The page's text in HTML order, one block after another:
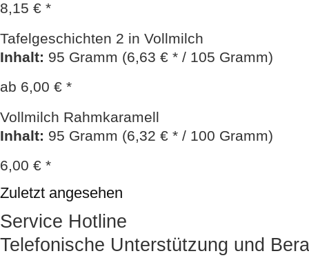
8,15 € *
Tafelgeschichten 2 in Vollmilch
Inhalt: 95 Gramm (6,63 € * / 105 Gramm)
ab 6,00 € *
Vollmilch Rahmkaramell
Inhalt: 95 Gramm (6,32 € * / 100 Gramm)
6,00 € *
Zuletzt angesehen
Service Hotline
Telefonische Unterstützung und